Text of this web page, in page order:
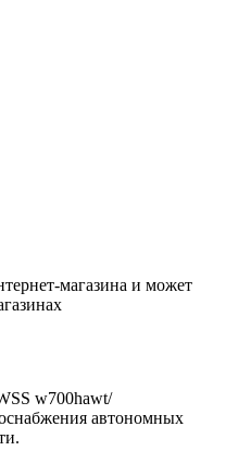
магазина и может
w700hawt/
автономных